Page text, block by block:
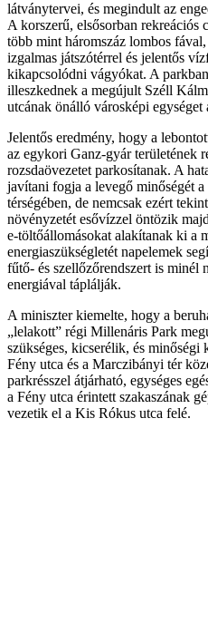
látványtervei, és megindult az
A korszerű, elsősorban rekreációs
több mint háromszáz lombos
izgalmas játszótérrel és jelentős
kikapcsolódni vágyókat. A
illeszkednek a megújult Széll
utcának önálló városképi egységet
Jelentős eredmény, hogy a
az egykori Ganz-gyár területének
rozsdaövezetet parkosítanak. A
javítani fogja a levegő minőségét
térségében, de nemcsak ezért
növényzetét esővízzel öntözik
e-töltőállomásokat alakítanak ki a
energiaszükségletét napelemek
fűtő- és szellőzőrendszert is minél
energiával táplálják.
A miniszter kiemelte, hogy a
„lelakott” régi Millenáris Park
szükséges, kicserélik, és minőségi
Fény utca és a Marczibányi tér
parkrésszel átjárható, egységes
a Fény utca érintett szakaszának
vezetik el a Kis Rókus utca felé.